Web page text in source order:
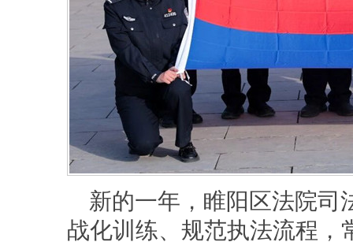
新的一年，睢阳区法院司
战化训练、规范执法流程，